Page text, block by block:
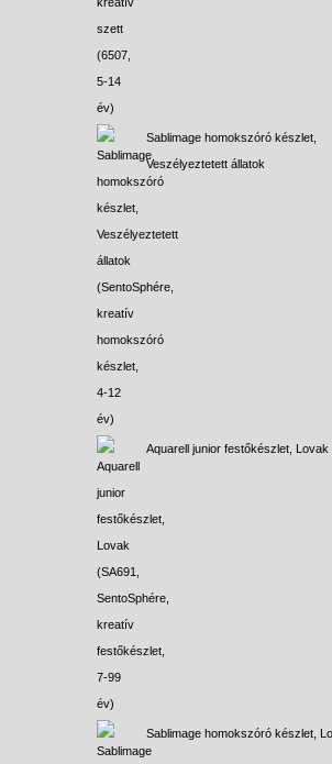
Sablimage homokszóró készlet,
Veszélyeztetett állatok
Aquarell junior festőkészlet, Lovak
Sablimage homokszóró készlet,